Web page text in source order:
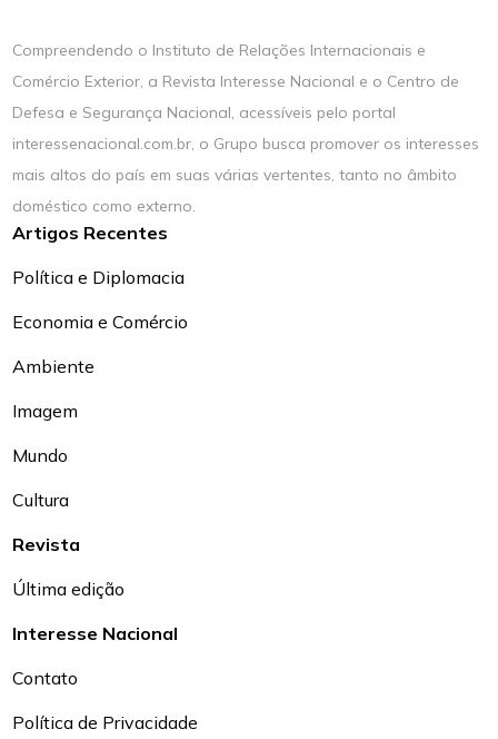
Compreendendo o Instituto de Relações Internacionais e
Comércio Exterior, a Revista Interesse Nacional e o Centro de
Defesa e Segurança Nacional, acessíveis pelo portal
interessenacional.com.br, o Grupo busca promover os interesses
mais altos do país em suas várias vertentes, tanto no âmbito
doméstico como externo.
Artigos Recentes
Política e Diplomacia
Economia e Comércio
Ambiente
Imagem
Mundo
Cultura
Revista
Última edição
Interesse Nacional
Contato
Política de Privacidade